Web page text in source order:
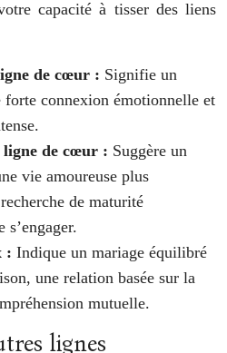
capacité à tisser des liens
de cœur : Signifie un
forte connexion émotionnelle et
ligne de cœur : Suggère un
vie amoureuse plus
de maturité
: Indique un mariage équilibré
une relation basée sur la
mutuelle.
lignes